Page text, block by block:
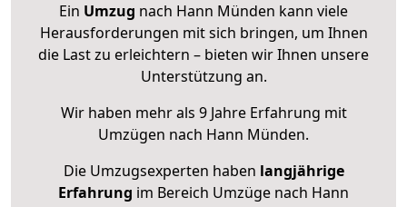
Ein Umzug nach Hann Münden kann viele
Herausforderungen mit sich bringen, um Ihnen
die Last zu erleichtern – bieten wir Ihnen unsere
Unterstützung an.
Wir haben mehr als 9 Jahre Erfahrung mit
Umzügen nach Hann Münden.
Die Umzugsexperten haben langjährige
Erfahrung im Bereich Umzüge nach Hann